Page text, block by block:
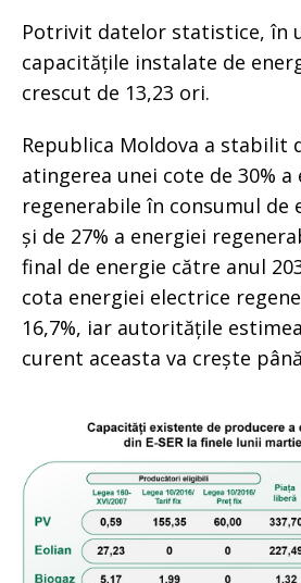
Potrivit datelor statistice, în
capacitățile instalate de
crescut de 13,23 ori.
Republica Moldova a stabilit
atingerea unei cote de 30% a
regenerabile în consumul de
și de 27% a energiei
final de energie către anul
cota energiei electrice
16,7%, iar autoritățile
curent aceasta va crește